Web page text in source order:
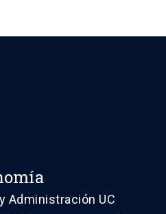
Administración UC